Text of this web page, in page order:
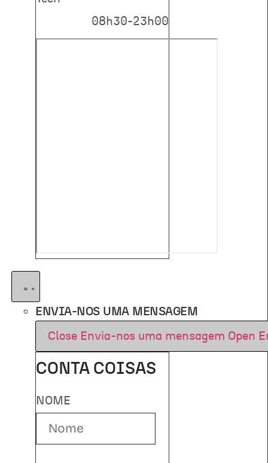
08h30-23h00
ENVIA-NOS UMA MENSAGEM
Close Envia-nos uma mensagem Open
CONTA COISAS
NOME